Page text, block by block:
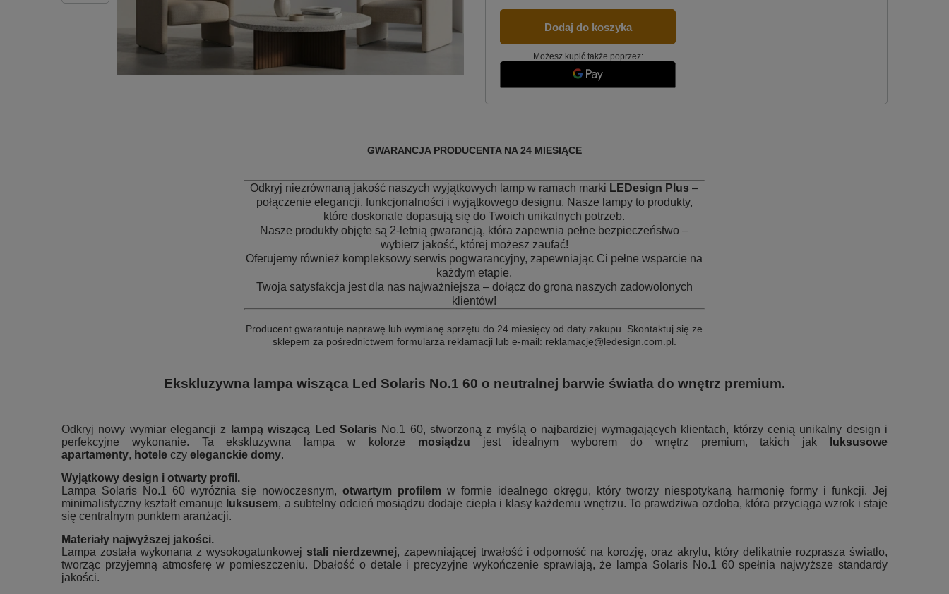
Dodaj do koszyka
Możesz kupić także poprzez:
GWARANCJA PRODUCENTA NA 24 MIESIĄCE
Odkryj niezrównaną jakość naszych wyjątkowych lamp w ramach marki LEDesign Plus –
połączenie elegancji, funkcjonalności i wyjątkowego designu. Nasze lampy to produkty,
które doskonale dopasują się do Twoich unikalnych potrzeb.
Nasze produkty objęte są 2-letnią gwarancją, która zapewnia pełne bezpieczeństwo –
wybierz jakość, której możesz zaufać!
Oferujemy również kompleksowy serwis pogwarancyjny, zapewniając Ci pełne wsparcie na
każdym etapie.
Twoja satysfakcja jest dla nas najważniejsza – dołącz do grona naszych zadowolonych
klientów!
Producent gwarantuje naprawę lub wymianę sprzętu do 24 miesięcy od daty zakupu. Skontaktuj się ze
sklepem za pośrednictwem formularza reklamacji lub e-mail: reklamacje@ledesign.com.pl.
Ekskluzywna lampa wisząca Led Solaris No.1 60 o neutralnej barwie światła do wnętrz premium.
Odkryj nowy wymiar elegancji z lampą wiszącą Led Solaris No.1 60, stworzoną z myślą o najbardziej wymagających klientach, którzy cenią unikalny design i
perfekcyjne wykonanie. Ta ekskluzywna lampa w kolorze
mosiądzu jest idealnym wyborem do wnętrz premium, takich jak
luksusowe
apartamenty, hotele czy eleganckie domy.
Wyjątkowy design i otwarty profil.
Lampa Solaris No.1 60 wyróżnia się nowoczesnym, otwartym profilem w formie idealnego okręgu, który tworzy niespotykaną harmonię formy i funkcji. Jej
minimalistyczny kształt emanuje luksusem, a subtelny odcień mosiądzu dodaje ciepła i klasy każdemu wnętrzu. To prawdziwa ozdoba, która przyciąga wzrok i staje
się centralnym punktem aranżacji.
Materiały najwyższej jakości.
Lampa została wykonana z wysokogatunkowej stali nierdzewnej, zapewniającej trwałość i odporność na korozję, oraz akrylu, który delikatnie rozprasza światło,
tworząc przyjemną atmosferę w pomieszczeniu. Dbałość o detale i precyzyjne wykończenie sprawiają, że lampa Solaris No.1 60 spełnia najwyższe standardy
jakości.